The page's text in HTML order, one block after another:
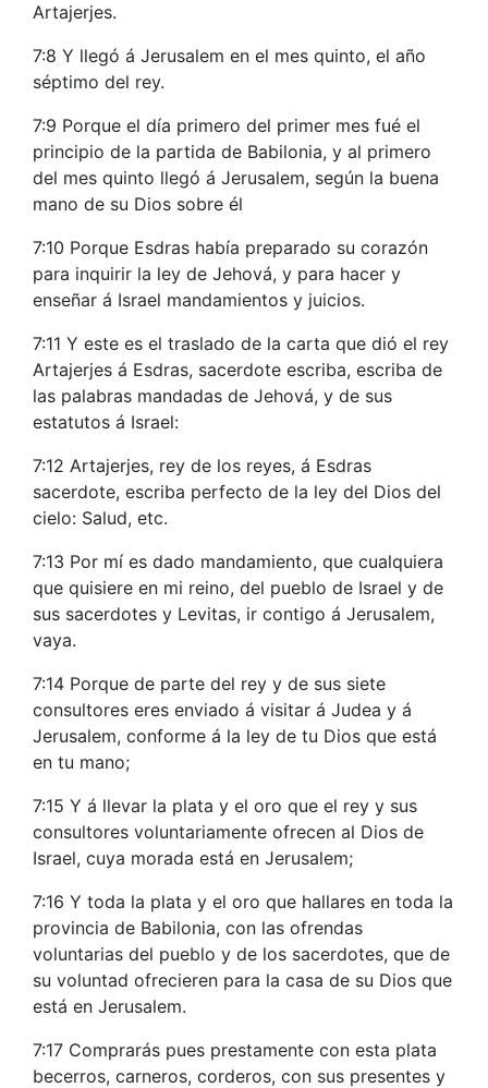
Artajerjes.
7:8 Y llegó á Jerusalem en el mes quinto, el año
séptimo del rey.
7:9 Porque el día primero del primer mes fué el
principio de la partida de Babilonia, y al primero
del mes quinto llegó á Jerusalem, según la buena
mano de su Dios sobre él
7:10 Porque Esdras había preparado su corazón
para inquirir la ley de Jehová, y para hacer y
enseñar á Israel mandamientos y juicios.
7:11 Y este es el traslado de la carta que dió el rey
Artajerjes á Esdras, sacerdote escriba, escriba de
las palabras mandadas de Jehová, y de sus
estatutos á Israel:
7:12 Artajerjes, rey de los reyes, á Esdras
sacerdote, escriba perfecto de la ley del Dios del
cielo: Salud, etc.
7:13 Por mí es dado mandamiento, que cualquiera
que quisiere en mi reino, del pueblo de Israel y de
sus sacerdotes y Levitas, ir contigo á Jerusalem,
vaya.
7:14 Porque de parte del rey y de sus siete
consultores eres enviado á visitar á Judea y á
Jerusalem, conforme á la ley de tu Dios que está
en tu mano;
7:15 Y á llevar la plata y el oro que el rey y sus
consultores voluntariamente ofrecen al Dios de
Israel, cuya morada está en Jerusalem;
7:16 Y toda la plata y el oro que hallares en toda la
provincia de Babilonia, con las ofrendas
voluntarias del pueblo y de los sacerdotes, que de
su voluntad ofrecieren para la casa de su Dios que
está en Jerusalem.
7:17 Comprarás pues prestamente con esta plata
becerros, carneros, corderos, con sus presentes y